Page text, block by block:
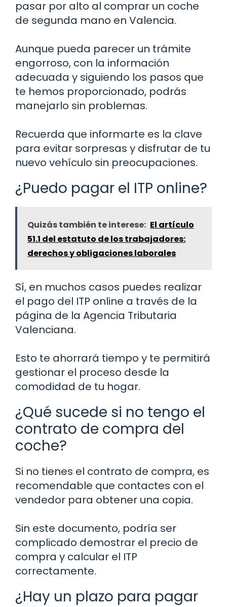
pasar por alto al comprar un coche
de segunda mano en Valencia.
Aunque pueda parecer un trámite
engorroso, con la información
adecuada y siguiendo los pasos que
te hemos proporcionado, podrás
manejarlo sin problemas.
Recuerda que informarte es la clave
para evitar sorpresas y disfrutar de tu
nuevo vehículo sin preocupaciones.
¿Puedo pagar el ITP online?
Quizás también te interese: El artículo
51.1 del estatuto de los trabajadores:
derechos y obligaciones laborales
Sí, en muchos casos puedes realizar
el pago del ITP online a través de la
página de la Agencia Tributaria
Valenciana.
Esto te ahorrará tiempo y te permitirá
gestionar el proceso desde la
comodidad de tu hogar.
¿Qué sucede si no tengo el
contrato de compra del
coche?
Si no tienes el contrato de compra, es
recomendable que contactes con el
vendedor para obtener una copia.
Sin este documento, podría ser
complicado demostrar el precio de
compra y calcular el ITP
correctamente.
¿Hay un plazo para pagar